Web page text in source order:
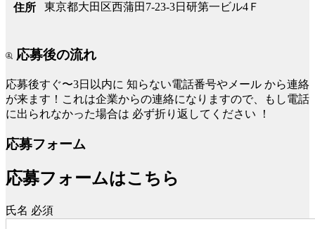
住所 東京都大田区西蒲田7-23-3日研第一ビル4Ｆ
応募後の流れ
応募後すぐ〜3日以内に 知らない電話番号やメール から連絡
が来ます！これは企業からの連絡になりますので、もし電話
に出られなかった場合は 必ず折り返してください ！
応募フォーム
応募フォームはこちら
氏名 必須